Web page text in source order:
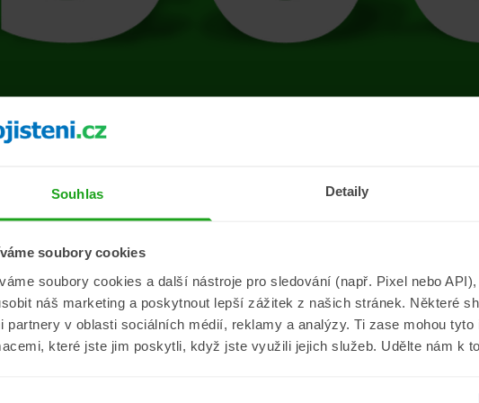
Souhlas Detaily
soubory cookies
soubory cookies a další nástroje pro sledování (např. Pixel nebo
náš marketing a poskytnout lepší zážitek z našich stránek. Některé
partnery v oblasti sociálních médií, reklamy a analýzy. Ti zase mohou
které jste jim poskytli, když jste využili jejich služeb. Udělte nám k
Na stránce se
Přejít na úvodní stránku
Pojišťovny
Pojišťovny
Informace
Aktuality
O